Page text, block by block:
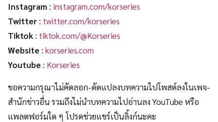
Instagram : instagram.com/korseries
Twitter : twitter.com/korseries
Tiktok : tiktok.com/@Korseries
Website : korseries.com
Youtube : Korseries
ขอความกรุณาไม่คัดลอก-ดัดแปลงบทความไปโพสต์ลงในเพจ-
สำนักข่าวอื่น รวมถึงไม่นำบทความไปอ่านลง YouTube หรือ
แพลตฟอร์มใด ๆ โปรดช่วยแชร์เป็นลิ้งก์นะคะ